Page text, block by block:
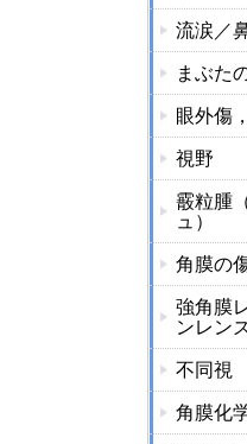
流涙／
まぶた
眼外傷
視野
霰粒腫
ュ）
角膜の
強角膜
ンレン
不同視
角膜化